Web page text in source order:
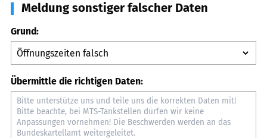
Meldung sonstiger falscher Daten
Grund:
Übermittle die richtigen Daten: